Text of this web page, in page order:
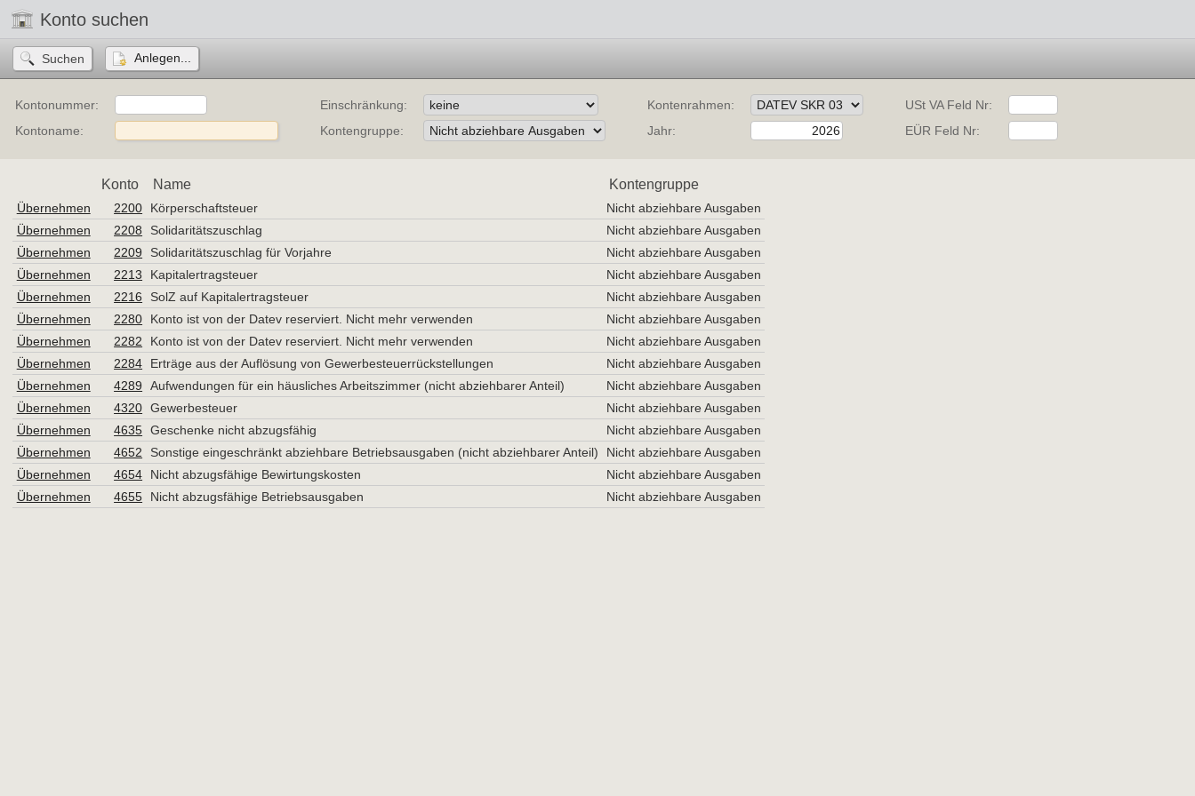
Konto suchen
Anlegen...
Kontonummer: Einschränkung: Kontenrahmen:
USt VA Feld Nr:
Kontoname:
Kontengruppe: Jahr: EÜR Feld Nr:
Konto Name Kontengruppe
Übernehmen 2200 Körperschaftsteuer
Nicht abziehbare Ausgaben
Übernehmen
2208 Solidaritätszuschlag
Nicht abziehbare Ausgaben
Übernehmen
2209 Solidaritätszuschlag für Vorjahre
Nicht abziehbare Ausgaben
Übernehmen
2213 Kapitalertragsteuer
Nicht abziehbare Ausgaben
Übernehmen
2216 SolZ auf Kapitalertragsteuer
Nicht abziehbare Ausgaben
Übernehmen
2280 Konto ist von der Datev reserviert. Nicht mehr verwenden
Nicht abziehbare Ausgaben
Übernehmen
2282 Konto ist von der Datev reserviert. Nicht mehr verwenden
Nicht abziehbare Ausgaben
Übernehmen
2284 Erträge aus der Auflösung von Gewerbesteuerrückstellungen
Nicht abziehbare Ausgaben
Übernehmen
4289 Aufwendungen für ein häusliches Arbeitszimmer (nicht abziehbarer Anteil)
Nicht abziehbare Ausgaben
Übernehmen
4320 Gewerbesteuer
Nicht abziehbare Ausgaben
Übernehmen
4635 Geschenke nicht abzugsfähig
Nicht abziehbare Ausgaben
Übernehmen
4652 Sonstige eingeschränkt abziehbare Betriebsausgaben (nicht abziehbarer Anteil)
Nicht abziehbare Ausgaben
Übernehmen
4654 Nicht abzugsfähige Bewirtungskosten
Nicht abziehbare Ausgaben
Übernehmen
4655 Nicht abzugsfähige Betriebsausgaben Nicht abziehbare Ausgaben